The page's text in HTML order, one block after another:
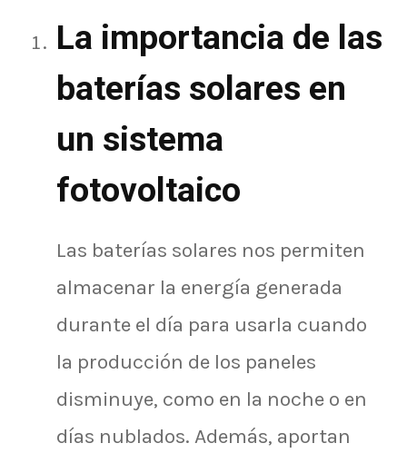
La importancia de las
baterías solares en
un sistema
fotovoltaico
Las baterías solares nos permiten
almacenar la energía generada
durante el día para usarla cuando
la producción de los paneles
disminuye, como en la noche o en
días nublados. Además, aportan